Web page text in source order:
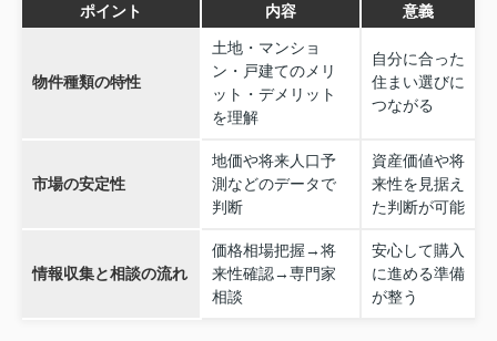
ポイント 内容 意義
物件種類の特性
土地・マンショ
ン・戸建てのメリ
ット・デメリット
を理解
自分に合った
住まい選びに
つながる
市場の安定性
地価や将来人口予
測などのデータで
判断
資産価値や将
来性を見据え
た判断が可能
情報収集と相談の流れ
価格相場把握→将
来性確認→専門家
相談
安心して購入
に進める準備
が整う